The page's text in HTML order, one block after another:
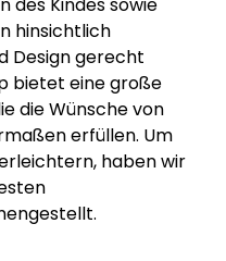
hinsichtlich
Design gerecht
bietet eine große
die Wünsche von
erfüllen. Um
haben wir